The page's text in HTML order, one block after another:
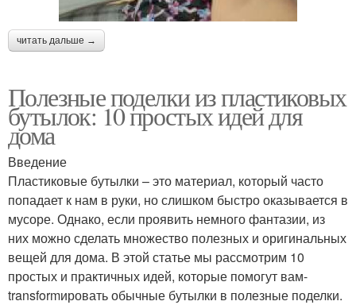
читать дальше →
Полезные поделки из пластиковых
бутылок: 10 простых идей для
дома
Введение
Пластиковые бутылки – это материал, который часто
попадает к нам в руки, но слишком быстро оказывается в
мусоре. Однако, если проявить немного фантазии, из
них можно сделать множество полезных и оригинальных
вещей для дома. В этой статье мы рассмотрим 10
простых и практичных идей, которые помогут вам-
transformировать обычные бутылки в полезные поделки.